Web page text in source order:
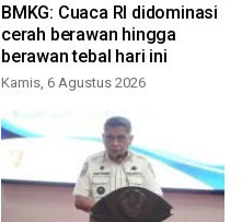
BMKG: Cuaca RI didominasi
cerah berawan hingga
berawan tebal hari ini
Kamis, 6 Agustus 2026